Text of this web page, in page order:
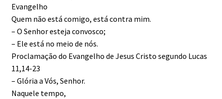
Evangelho
Quem não está comigo, está contra mim.
– O Senhor esteja convosco;
– Ele está no meio de nós.
Proclamação do Evangelho de Jesus Cristo segundo Lucas
11,14-23
– Glória a Vós, Senhor.
Naquele tempo,